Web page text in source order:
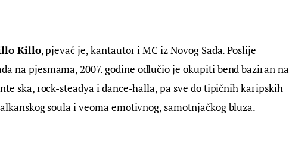
Killo, pjevač je, kantautor i MC iz Novog Sada. Poslije
na pjesmama, 2007. godine odlučio je okupiti bend baziran na
ska, rock-steadya i dance-halla, pa sve do tipičnih karipskih
soula i veoma emotivnog, samotnjačkog bluza.